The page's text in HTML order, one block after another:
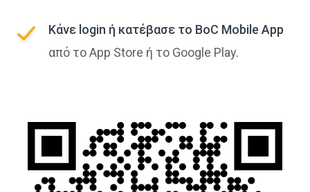
Κάνε login ή κατέβασε το BoC Mobile App
από το App Store ή το Google Play.